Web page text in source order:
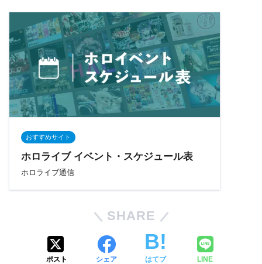
おすすめサイト
ホロライブ イベント・スケジュール表
ホロライブ通信
SHARE
ポスト シェア はてブ LINE